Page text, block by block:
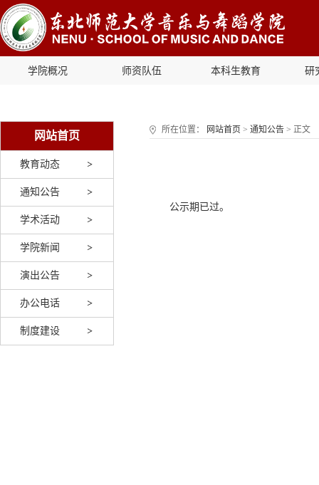
学院概况 师资队伍 本科生教育 研
网站首页
教育动态
通知公告
学术活动
学院新闻
演出公告
办公电话
制度建设
所在位置： 网站首页 > 通知公告 > 正文
公示期已过。